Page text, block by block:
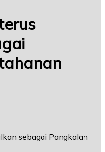
sebagai Pangkalan